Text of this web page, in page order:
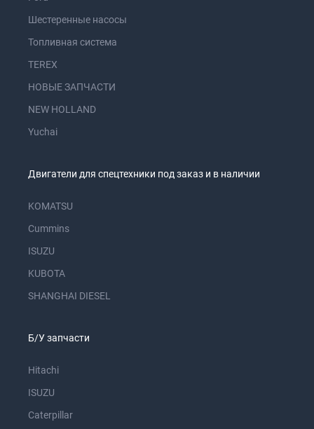
Шестеренные насосы
Топливная система
TEREX
НОВЫЕ ЗАПЧАСТИ
NEW HOLLAND
Yuchai
Двигатели для спецтехники под заказ и в наличии
KOMATSU
Cummins
ISUZU
KUBOTA
SHANGHAI DIESEL
Б/У запчасти
Hitachi
ISUZU
Caterpillar